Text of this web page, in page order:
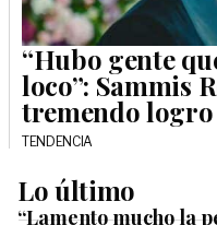
“Hubo gente
loco”: Sammis
tremendo
TENDENCIA
Lo último
“Lamento mucho la